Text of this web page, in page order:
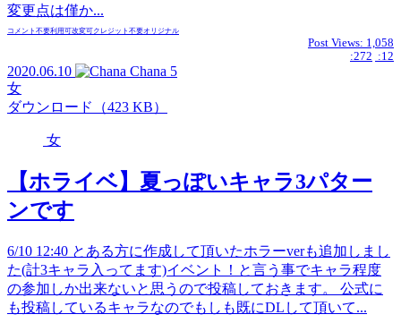
変更点は僅か...
コメント不要利用可改変可クレジット不要オリジナル
Post Views: 1,058
:272 :12
2020.06.10 Chana 5
女
ダウンロード（423 KB）
女
【ホライベ】夏っぽいキャラ3パター
ンです
6/10 12:40 とある方に作成して頂いたホラーverも追加しまし
た(計3キャラ入ってます)イベント！と言う事でキャラ程度
の参加しか出来ないと思うので投稿しておきます。 公式に
も投稿しているキャラなのでもしも既にDLして頂いて...